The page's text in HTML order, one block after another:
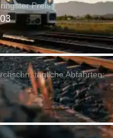
Preis:
tägliche Abfahrten: